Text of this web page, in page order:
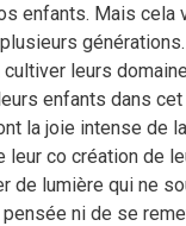
enfants. Mais cela
cultiver leurs
enfants dans
la joie intense de la
co création de
de lumière qui ne
ni de se